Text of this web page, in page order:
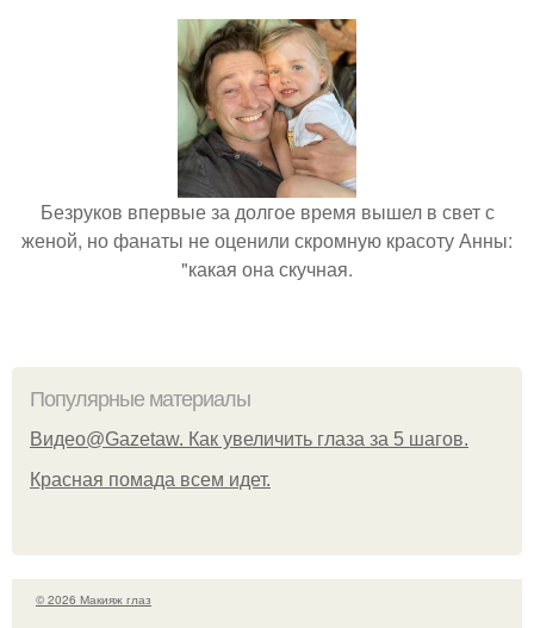
Безруков впервые за долгое время вышел в свет с
женой, но фанаты не оценили скромную красоту Анны:
"какая она скучная.
Популярные материалы
Видео@Gazetaw. Как увеличить глаза за 5 шагов.
Красная помада всем идет.
© 2026 Макияж глаз